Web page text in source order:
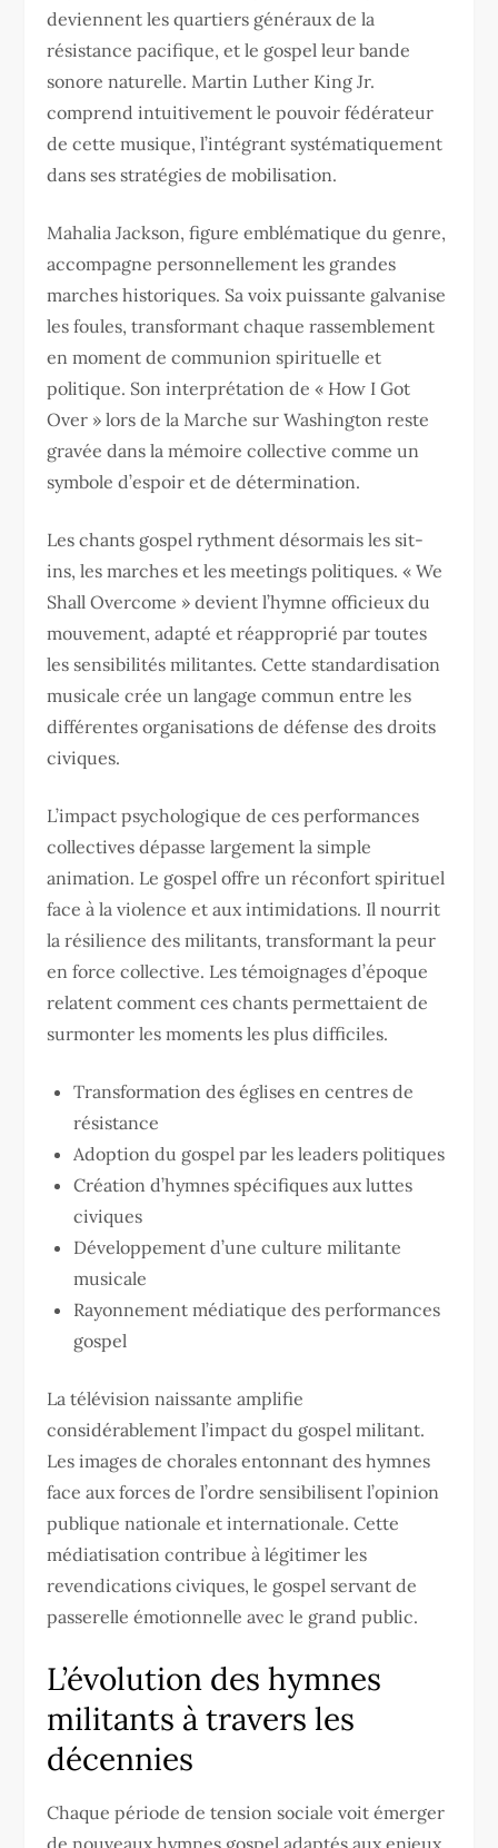
deviennent les quartiers généraux de la
résistance pacifique, et le gospel leur bande
sonore naturelle. Martin Luther King Jr.
comprend intuitivement le pouvoir fédérateur
de cette musique, l’intégrant systématiquement
dans ses stratégies de mobilisation.
Mahalia Jackson, figure emblématique du genre,
accompagne personnellement les grandes
marches historiques. Sa voix puissante galvanise
les foules, transformant chaque rassemblement
en moment de communion spirituelle et
politique. Son interprétation de « How I Got
Over » lors de la Marche sur Washington reste
gravée dans la mémoire collective comme un
symbole d’espoir et de détermination.
Les chants gospel rythment désormais les sit-
ins, les marches et les meetings politiques. « We
Shall Overcome » devient l’hymne officieux du
mouvement, adapté et réapproprié par toutes
les sensibilités militantes. Cette standardisation
musicale crée un langage commun entre les
différentes organisations de défense des droits
civiques.
L’impact psychologique de ces performances
collectives dépasse largement la simple
animation. Le gospel offre un réconfort spirituel
face à la violence et aux intimidations. Il nourrit
la résilience des militants, transformant la peur
en force collective. Les témoignages d’époque
relatent comment ces chants permettaient de
surmonter les moments les plus difficiles.
Transformation des églises en centres de
résistance
Adoption du gospel par les leaders politiques
Création d’hymnes spécifiques aux luttes
civiques
Développement d’une culture militante
musicale
Rayonnement médiatique des performances
gospel
La télévision naissante amplifie
considérablement l’impact du gospel militant.
Les images de chorales entonnant des hymnes
face aux forces de l’ordre sensibilisent l’opinion
publique nationale et internationale. Cette
médiatisation contribue à légitimer les
revendications civiques, le gospel servant de
passerelle émotionnelle avec le grand public.
L’évolution des hymnes
militants à travers les
décennies
Chaque période de tension sociale voit émerger
de nouveaux hymnes gospel adaptés aux enjeux